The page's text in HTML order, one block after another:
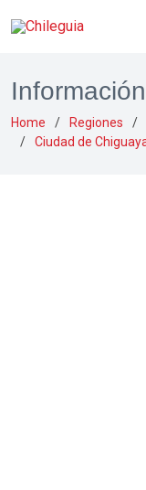
Home Regiones
Ciudad de